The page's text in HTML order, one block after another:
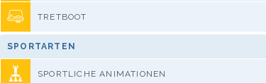
TRETBOOT
SPORTARTEN
SPORTLICHE ANIMATIONEN